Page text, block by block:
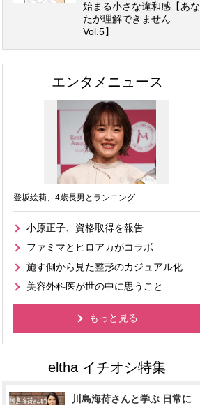
始まる小さな違和感【あな
たが理解できません
Vol.5】
エンタメニュース
登坂絵莉、4歳長男とランニング
小原正子、資格取得を報告
ファミマとヒロアカがコラボ
施す側から見た整形のカジュアル化
美容外科医が世の中に思うこと
もっと見る
川島海荷さんと学ぶ 日常に